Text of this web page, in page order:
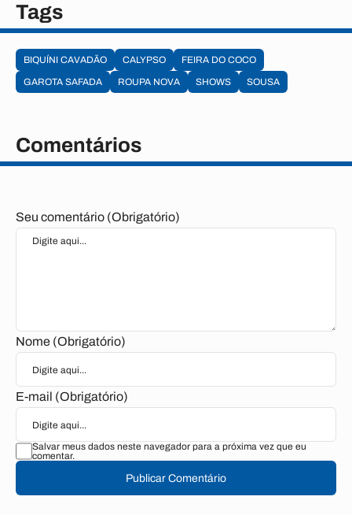
Tags
BIQUÍNI CAVADÃO CALYPSO
FEIRA DO COCO
GAROTA SAFADA
ROUPA NOVA SHOWS SOUSA
Comentários
Seu comentário (Obrigatório)
Nome (Obrigatório)
E-mail (Obrigatório)
Salvar meus dados neste navegador para a próxima vez que eu
comentar.
Publicar Comentário